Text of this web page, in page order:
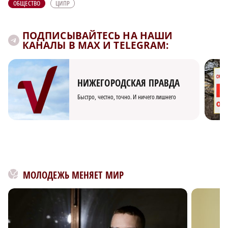
ОБЩЕСТВО ЦИПР
ПОДПИСЫВАЙТЕСЬ НА НАШИ
КАНАЛЫ В MAX И TELEGRAM:
НИЖЕГОРОДСКАЯ ПРАВДА
Быстро, честно, точно. И ничего лишнего
МОЛОДЕЖЬ МЕНЯЕТ МИР